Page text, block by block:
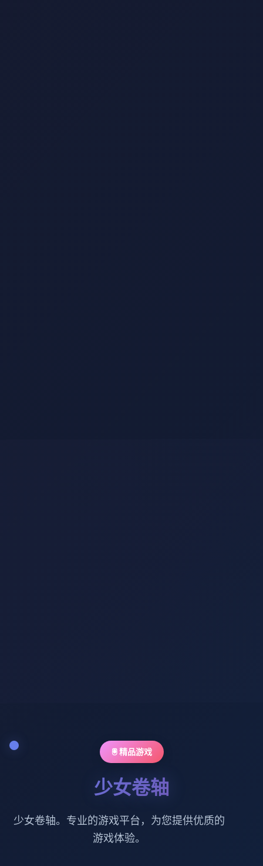
🖲️ 精品游戏
少女卷轴
少女卷轴。专业的游戏平台，为您提供优质的
游戏体验。